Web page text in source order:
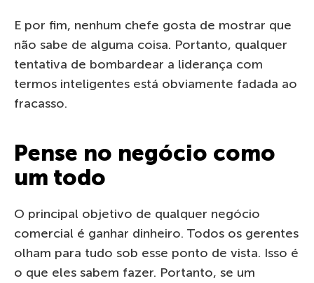
E por fim, nenhum chefe gosta de mostrar que
não sabe de alguma coisa. Portanto, qualquer
tentativa de bombardear a liderança com
termos inteligentes está obviamente fadada ao
fracasso.
Pense no negócio como
um todo
O principal objetivo de qualquer negócio
comercial é ganhar dinheiro. Todos os gerentes
olham para tudo sob esse ponto de vista. Isso é
o que eles sabem fazer. Portanto, se um